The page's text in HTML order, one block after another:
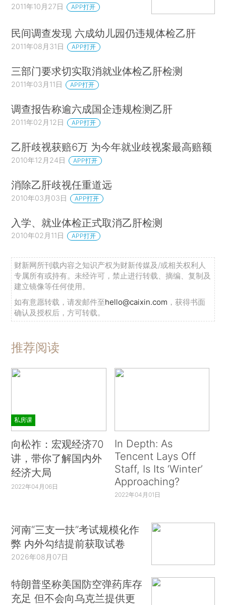
2011年10月27日 APP打开
民间调查发现 六成幼儿园仍违规体检乙肝
2011年08月31日 APP打开
三部门要求切实取消就业体检乙肝检测
2011年03月11日 APP打开
调查报告称逾六成国企违规检测乙肝
2011年02月12日 APP打开
乙肝歧视获赔6万 为今年就业歧视案最高赔额
2010年12月24日 APP打开
消除乙肝歧视任重道远
2010年03月03日 APP打开
入学、就业体检正式取消乙肝检测
2010年02月11日 APP打开
财新网所刊载内容之知识产权为财新传媒及/或相关权利人
专属所有或持有。未经许可，禁止进行转载、摘编、复制及
建立镜像等任何使用。
如有意愿转载，请发邮件至hello@caixin.com ，获得书面
确认及授权后，方可转载。
推荐阅读
私房课
向松祚：宏观经济70
讲，带你了解国内外
经济大局
2022年04月06日
In Depth: As
Tencent Lays Off
Staff, Is Its ‘Winter’
Approaching?
2022年04月01日
河南“三支一扶”考试规模化作
弊 内外勾结提前获取试卷
2026年08月07日
特朗普坚称美国防空弹药库存
充足 但不会向乌克兰提供更